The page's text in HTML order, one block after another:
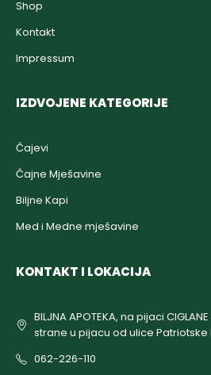
Shop
Kontakt
Impressum
IZDVOJENE KATEGORIJE
Čajevi
Čajne Mješavine
Biljne Kapi
Med i Medne mješavine
KONTAKT I LOKACIJA
BILJNA APOTEKA, na pijaci
strane u pijacu od ulice Patriotske
062-226-110